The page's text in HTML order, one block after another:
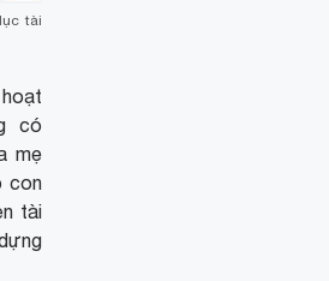
tài
có
mẹ
con
tài